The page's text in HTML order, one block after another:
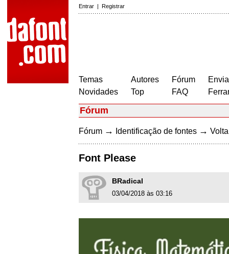
Entrar | Registrar
Temas
Novidades
Autores
Top
Fórum
FAQ
Fórum
Fórum → Identificação de fontes →
Font Please
BRadical
03/04/2018 às 03:16